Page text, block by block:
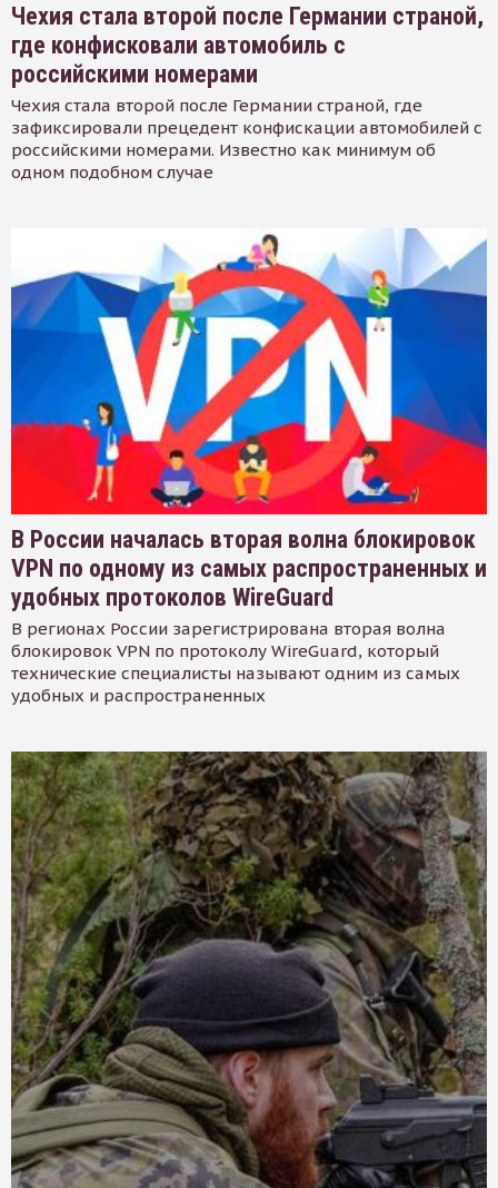
Чехия стала второй после Германии страной,
где конфисковали автомобиль с
российскими номерами
Чехия стала второй после Германии страной, где
зафиксировали прецедент конфискации автомобилей с
российскими номерами. Известно как минимум об
одном подобном случае
В России началась вторая волна блокировок
VPN по одному из самых распространенных и
удобных протоколов WireGuard
В регионах России зарегистрирована вторая волна
блокировок VPN по протоколу WireGuard, который
технические специалисты называют одним из самых
удобных и распространенных